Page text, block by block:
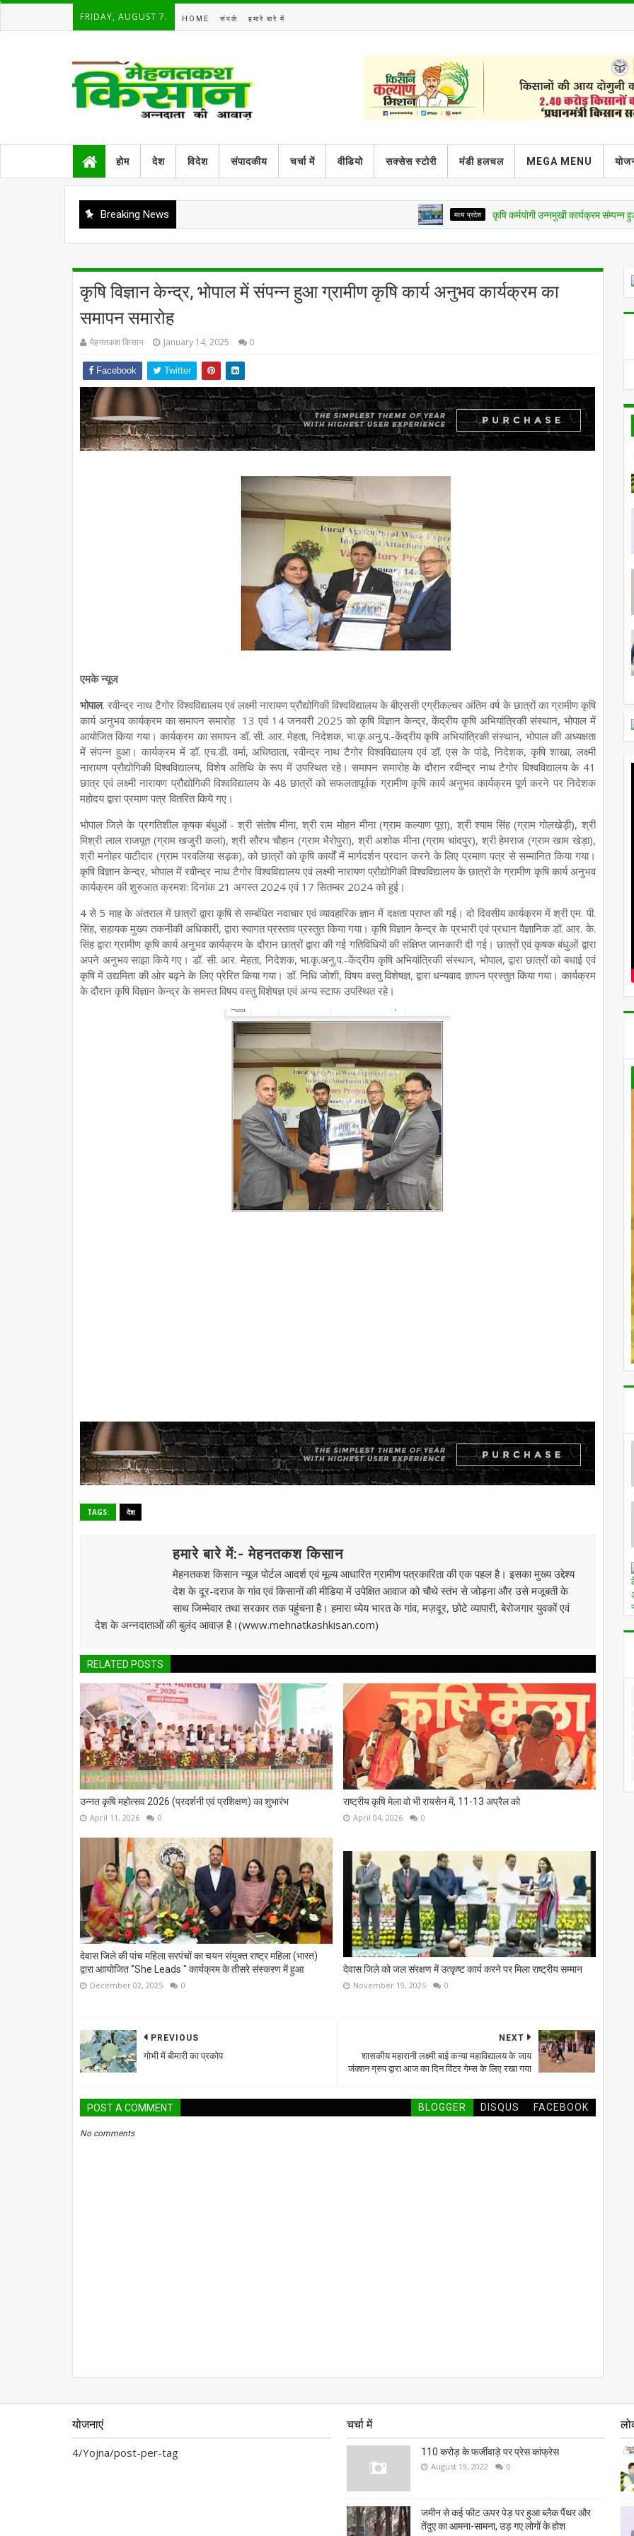
FRIDAY, AUGUST 7. HOME संपर्क हमारे बारे में
होम देश विदेश संपादकीय चर्चा में वीडियो सक्सेस स्टोरी मंडी हलचल MEGA MENU
Breaking News मध्य प्रदेश कृषि कर्मयोगी उन्नमुखी कार्यक्रम संम्पन्न हुआ आज
कृषि विज्ञान केन्द्र, भोपाल में संपन्न हुआ ग्रामीण कृषि कार्य अनुभव कार्यक्रम का
समापन समारोह
मेहनतकश किसान January 14, 2025 0
Facebook Twitter
एमके न्यूज
भोपाल. रवीन्द्र नाथ टैगोर विश्वविद्यालय एवं लक्ष्मी नारायण प्रौद्योगिकी विश्वविद्यालय के बीएससी एग्रीकल्चर अंतिम वर्ष के छात्रों का ग्रामीण कृषि
कार्य अनुभव कार्यक्रम का समापन समारोह 13 एवं 14 जनवरी 2025 को कृषि विज्ञान केन्द्र, केंद्रीय कृषि अभियांत्रिकी संस्थान, भोपाल में
आयोजित किया गया। कार्यक्रम का समापन डॉ. सी. आर. मेहता, निदेशक, भा.कृ.अनु.प.-केंद्रीय कृषि अभियांत्रिकी संस्थान, भोपाल की अध्यक्षता
में संपन्न हुआ। कार्यक्रम में डॉ. एच.डी. वर्मा, अधिष्ठाता, रवीन्द्र नाथ टैगोर विश्वविद्यालय एवं डॉ. एस के पांडे, निदेशक, कृषि शाखा, लक्ष्मी
नारायण प्रौद्योगिकी विश्वविद्यालय, विशेष अतिथि के रूप में उपस्थित रहे। समापन समारोह के दौरान रवीन्द्र नाथ टैगोर विश्वविद्यालय के 41
छात्र एवं लक्ष्मी नारायण प्रौद्योगिकी विश्वविद्यालय के 48 छात्रों को सफलतापूर्वक ग्रामीण कृषि कार्य अनुभव कार्यक्रम पूर्ण करने पर निदेशक
महोदय द्वारा प्रमाण पत्र वितरित किये गए।
भोपाल जिले के प्रगतिशील कृषक बंधुओं - श्री संतोष मीना, श्री राम मोहन मीना (ग्राम कल्याण पूरा), श्री श्याम सिंह (ग्राम गोलखेड़ी), श्री
मिश्री लाल राजपूत (ग्राम खजुरी कलां), श्री सौरभ चौहान (ग्राम भैरोपुरा), श्री अशोक मीना (ग्राम चांदपुर), श्री हेमराज (ग्राम खाम खेड़ा),
श्री मनोहर पाटीदार (ग्राम परवलिया सड़क), को छात्रों को कृषि कार्यों में मार्गदर्शन प्रदान करने के लिए प्रमाण पत्र से सम्मानित किया गया।
कृषि विज्ञान केन्द्र, भोपाल में रवीन्द्र नाथ टैगोर विश्वविद्यालय एवं लक्ष्मी नारायण प्रौद्योगिकी विश्वविद्यालय के छात्रों के ग्रामीण कृषि कार्य अनुभव
कार्यक्रम की शुरुआत क्रमश: दिनांक 21 अगस्त 2024 एवं 17 सितम्बर 2024 को हुई।
4 से 5 माह के अंतराल में छात्रों द्वारा कृषि से सम्बंधित नवाचार एवं व्यावहारिक ज्ञान में दक्षता प्राप्त की गई। दो दिवसीय कार्यक्रम में श्री एम. पी.
सिंह, सहायक मुख्य तकनीकी अधिकारी, द्वारा स्वागत प्रस्ताव प्रस्तुत किया गया। कृषि विज्ञान केन्द्र के प्रभारी एवं प्रधान वैज्ञानिक डॉ. आर. के.
सिंह द्वारा ग्रामीण कृषि कार्य अनुभव कार्यक्रम के दौरान छात्रों द्वारा की गई गतिविधियों की संक्षिप्त जानकारी दी गई। छात्रों एवं कृषक बंधुओं द्वारा
अपने अनुभव साझा किये गए। डॉ. सी. आर. मेहता, निदेशक, भा.कृ.अनु.प.-केंद्रीय कृषि अभियांत्रिकी संस्थान, भोपाल, द्वारा छात्रों को बधाई एवं
कृषि में उद्यमिता की ओर बढ़ने के लिए प्रेरित किया गया। डॉ. निधि जोशी, विषय वस्तु विशेषज्ञ, द्वारा धन्यवाद ज्ञापन प्रस्तुत किया गया। कार्यक्रम
के दौरान कृषि विज्ञान केन्द्र के समस्त विषय वस्तु विशेषज्ञ एवं अन्य स्टाफ उपस्थित रहे।
TAGS: देश
हमारे बारे में:- मेहनतकश किसान
मेहनतकश किसान न्यूज पोर्टल आदर्श एवं मूल्य आधारित ग्रामीण पत्रकारिता की एक पहल है। इसका मुख्य उद्देश्य
देश के दूर-दराज के गांव एवं किसानों की मीडिया में उपेक्षित आवाज को चौथे स्तंभ से जोड़ना और उसे मजूबती के
साथ जिम्मेवार तथा सरकार तक पहुंचना है। हमारा ध्येय भारत के गांव, मज़दूर, छोटे व्यापारी, बेरोजगार युवकों एवं
देश के अन्नदाताओं की बुलंद आवाज़ है।(www.mehnatkashkisan.com)
RELATED POSTS
उन्नत कृषि महोत्सव 2026 (प्रदर्शनी एवं प्रशिक्षण) का शुभारंभ
April 11, 2026 0
राष्ट्रीय कृषि मेला वो भी रायसेन में, 11-13 अप्रैल को
April 04, 2026 0
देवास जिले की पांच महिला सरपंचों का चयन संयुक्त राष्ट्र महिला (भारत)
द्वारा आायोजित ‘’She Leads " कार्यक्रम के तीसरे संस्‍करण में हुआ
December 02, 2025 0
देवास जिले को जल संरक्षण में उत्कृष्ट कार्य करने पर मिला राष्ट्रीय सम्मान
November 19, 2025 0
NEXT
शासकीय महारानी लक्ष्मी बाई कन्या महाविद्यालय के जाय
जंक्शन ग्रुप द्वारा आज का दिन विंटर गेम्स के लिए रखा गया
PREVIOUS
गोभी में बीमारी का प्रकोप
POST A COMMENT BLOGGER DISQUS FACEBOOK
No comments
योजनाएं
4/Yojna/post-per-tag
चर्चा में
110 करोड़ के फर्जीवाड़े पर प्रेस कांफ्रेस
August 19, 2022 0
जमीन से कई फीट ऊपर पेड़ पर हुआ ब्लैक पैंथर और
तेंदुए का आमना-सामना, उड़ गए लोगों के होश